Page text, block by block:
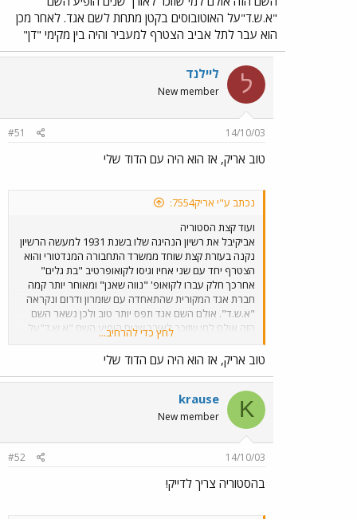
"א.ש.ד"על האוטובוסים בקטן מתחת לשם אגד. לאחר מכן
הוא עבר לתל אביב הצטרף למעביר והיה בין מקימי "דן"
ל ליילנד
New member
14/10/03
#51
טוב אריק, אז הוא היה עם הדוד שלי
נכתב ע"י אריק7554:
ועוד קצת הסטוריה
אביקיבל את רשיון הנהיגה שלו בשנת 1931 למעשה הרשיון
נקנה בעזרת קצת שוחד ממשרד התחבורה המנדטורי והוא
הצטרף יחד עם שני אחיו וגיסו לקואופרטיב "בת גלים"
אחרכך חלק עברו לקואופ' "נווה שאנן" ומאוחר יותר קמה
חברת אגד המקורית שהתאחדה עם שומרון ודרום ונקראה
"א.ש.ד". אולם השם אגד תפס יותר טוב ולכן נשאר השם
הזה אולם למי שזוכר לאורך שנים הופיע השם "א.ש.ד"על
האוטובוסים בקטן מתחת לשם אגד. לאחר מכן הוא עבר
לתל אביב הצטרף למעביר והיה בין מקימי "דן"
לחץ כדי להרחיב...
טוב אריק, אז הוא היה עם הדוד שלי
K
krause
New member
14/10/03
#52
בהסטוריה צריך לדייק!